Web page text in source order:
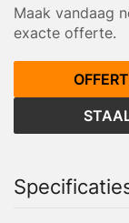
Maak vandaag
exacte offerte.